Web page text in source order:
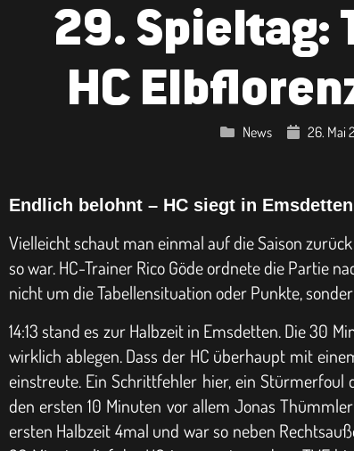
29. Spieltag:
HC
News 26. Mai
Endlich belohnt – HC siegt in Emsdetten
Vielleicht schaut man einmal auf die Saison
so war. HC-Trainer Rico Göde ordnete die Partie
nicht um die Tabellensituation oder Punkte,
14:13 stand es zur Halbzeit in Emsdetten. Die 30
wirklich ablegen. Dass der HC überhaupt mit
einstreute. Ein Schrittfehler hier, ein Stürmerfoul
den ersten 10 Minuten vor allem Jonas
ersten Halbzeit 4mal und war so neben